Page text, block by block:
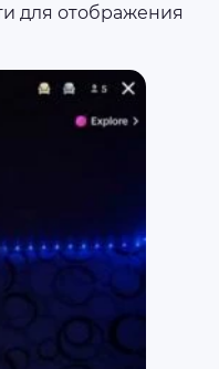
для отображения